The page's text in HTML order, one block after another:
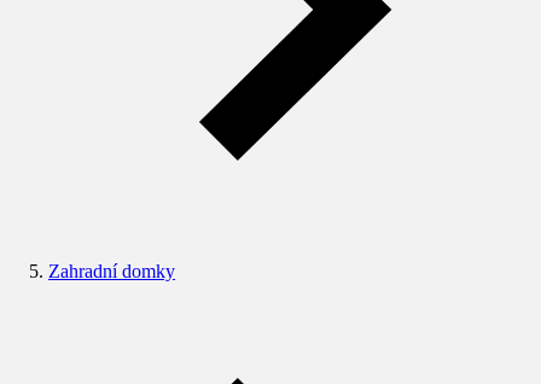
Zahradní domky